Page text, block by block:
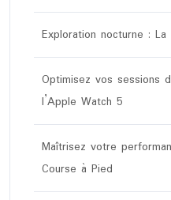
Exploration nocturne :
Optimisez vos sessions
l’Apple Watch 5
Maîtrisez votre
Course à Pied